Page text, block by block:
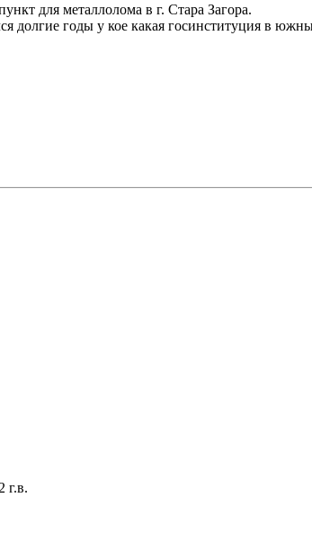
для металлолома в г. Стара Загора.
долгие годы у кое какая госинституция в
г.в.